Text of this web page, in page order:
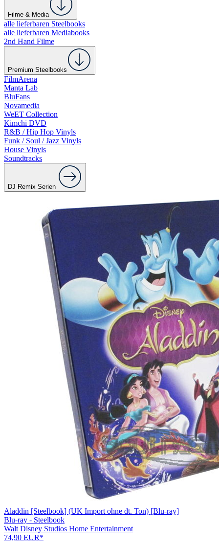
Filme & Media
alle lieferbaren Steelbooks
alle lieferbaren Mediabooks
2nd Hand Filme
Premium Steelbooks
FilmArena
Manta Lab
BluFans
Novamedia
WeET Collection
Kimchi DVD
R&B / Hip Hop Vinyls
Funk / Soul / Jazz Vinyls
House Vinyls
Soundtracks
DJ Remix Serien
Aladdin [Steelbook] (UK Import ohne dt. Ton) [Blu-ray]
Blu-ray - Steelbook
Walt Disney Studios Home Entertainment
74,90 EUR*